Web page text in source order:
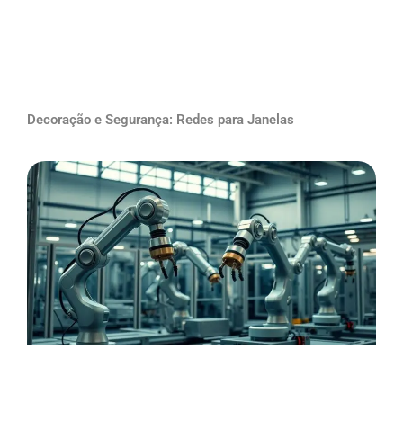
Decoração e Segurança: Redes para Janelas